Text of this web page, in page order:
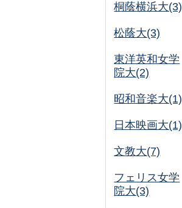
桐蔭横浜大(3)
松蔭大(3)
東洋英和女学
院大(2)
昭和音楽大(1)
日本映画大(1)
文教大(7)
フェリス女学
院大(3)